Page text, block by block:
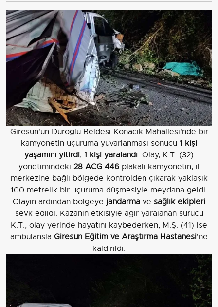
Giresun'un Duroğlu Beldesi Konacık Mahallesi'nde bir
kamyonetin uçuruma yuvarlanması sonucu 1 kişi
yaşamını yitirdi, 1 kişi yaralandı. Olay, K.T. (32)
yönetimindeki 28 ACG 446 plakalı kamyonetin, il
merkezine bağlı bölgede kontrolden çıkarak yaklaşık
100 metrelik bir uçuruma düşmesiyle meydana geldi.
Olayın ardından bölgeye jandarma ve sağlık ekipleri
sevk edildi. Kazanın etkisiyle ağır yaralanan sürücü
K.T., olay yerinde hayatını kaybederken, M.Ş. (41) ise
ambulansla Giresun Eğitim ve Araştırma Hastanesi'ne
kaldırıldı.